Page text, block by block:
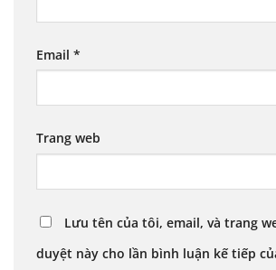
Email *
Trang web
Lưu tên của tôi, email, và trang
duyệt này cho lần bình luận kế tiếp